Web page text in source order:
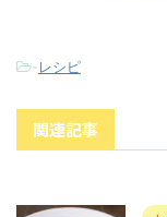
-レシピ
関連記事